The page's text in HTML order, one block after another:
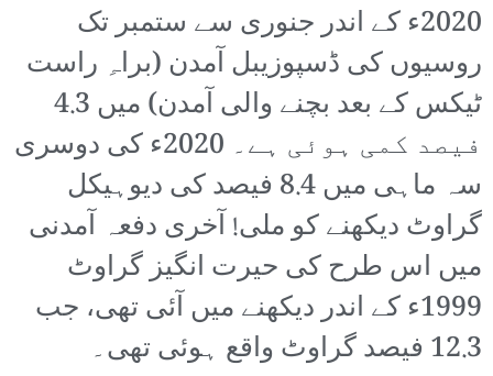
2020ء کے اندر جنوری سے ستمبر تک
روسیوں کی ڈسپوزیبل آمدن (براہِ راست
ٹیکس کے بعد بچنے والی آمدن) میں 4.3
فیصد کمی ہوئی ہے۔ 2020ء کی دوسری
سہ ماہی میں 8.4 فیصد کی دیوہیکل
گراوٹ دیکھنے کو ملی! آخری دفعہ آمدنی
میں اس طرح کی حیرت انگیز گراوٹ
1999ء کے اندر دیکھنے میں آئی تھی، جب
12.3 فیصد گراوٹ واقع ہوئی تھی۔